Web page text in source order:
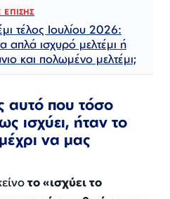
ΕΠΙΣΗΣ
τέλος Ιουλίου 2026:
απλά ισχυρό μελτέμι ή
και πολωμένο μελτέμι;
αυτό που τόσο
ισχύει, ήταν το
να μας
το «ισχύει το